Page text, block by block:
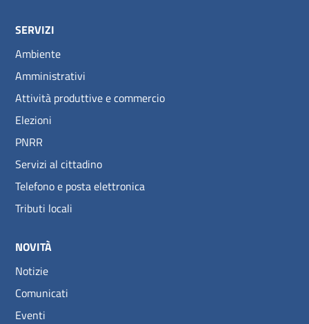
SERVIZI
Ambiente
Amministrativi
Attività produttive e commercio
Elezioni
PNRR
Servizi al cittadino
Telefono e posta elettronica
Tributi locali
NOVITÀ
Notizie
Comunicati
Eventi